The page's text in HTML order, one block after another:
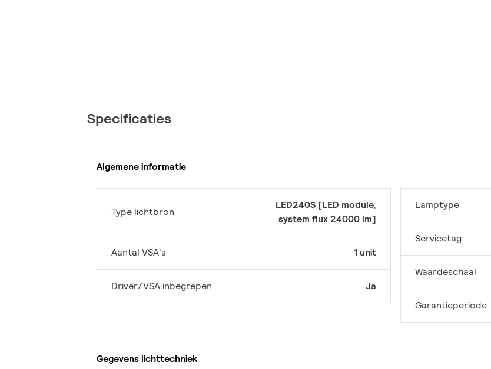
Specificaties
Algemene informatie
Type lichtbron
LED240S [LED module,
system flux 24000 lm]
Aantal VSA's 1 unit
Driver/VSA inbegrepen Ja
Lamptype
Servicetag
Waardeschaal
Garantieperiode
Gegevens lichttechniek